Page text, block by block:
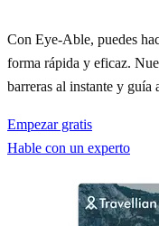
Con Eye-Able, puedes
forma rápida y eficaz.
barreras al instante y guía
Empezar gratis
Hable con un experto